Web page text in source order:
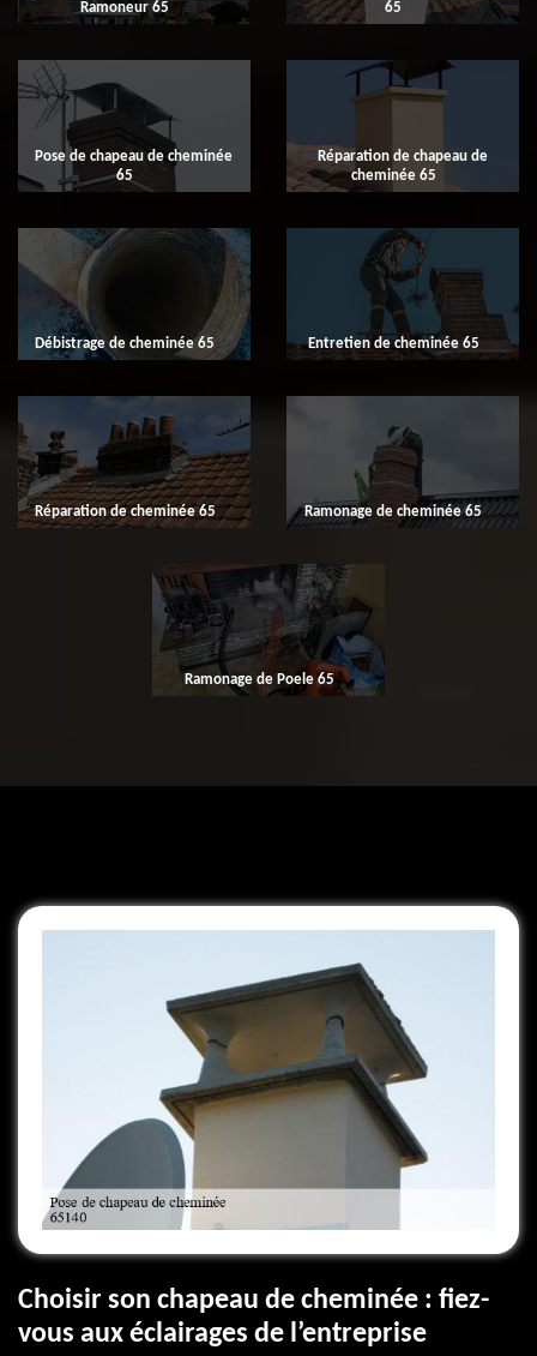
Ramoneur 65
65
Pose de chapeau de cheminée
65
Réparation de chapeau de
cheminée 65
Débistrage de cheminée 65 Entretien de cheminée 65
Réparation de cheminée 65 Ramonage de cheminée 65
Ramonage de Poele 65
Choisir son chapeau de cheminée : fiez-
vous aux éclairages de l’entreprise